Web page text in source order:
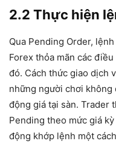
2.2 Thực hiện
Qua Pending Order,
Forex thỏa mãn các
đó. Cách thức giao dịch
những người chơi
động giá tại sàn. Trader
Pending theo mức giá
động khớp lệnh một